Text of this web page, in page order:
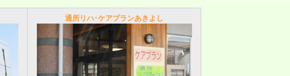
通所リハ･ケアプランあきよし